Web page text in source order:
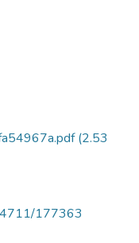
(2.53
177363